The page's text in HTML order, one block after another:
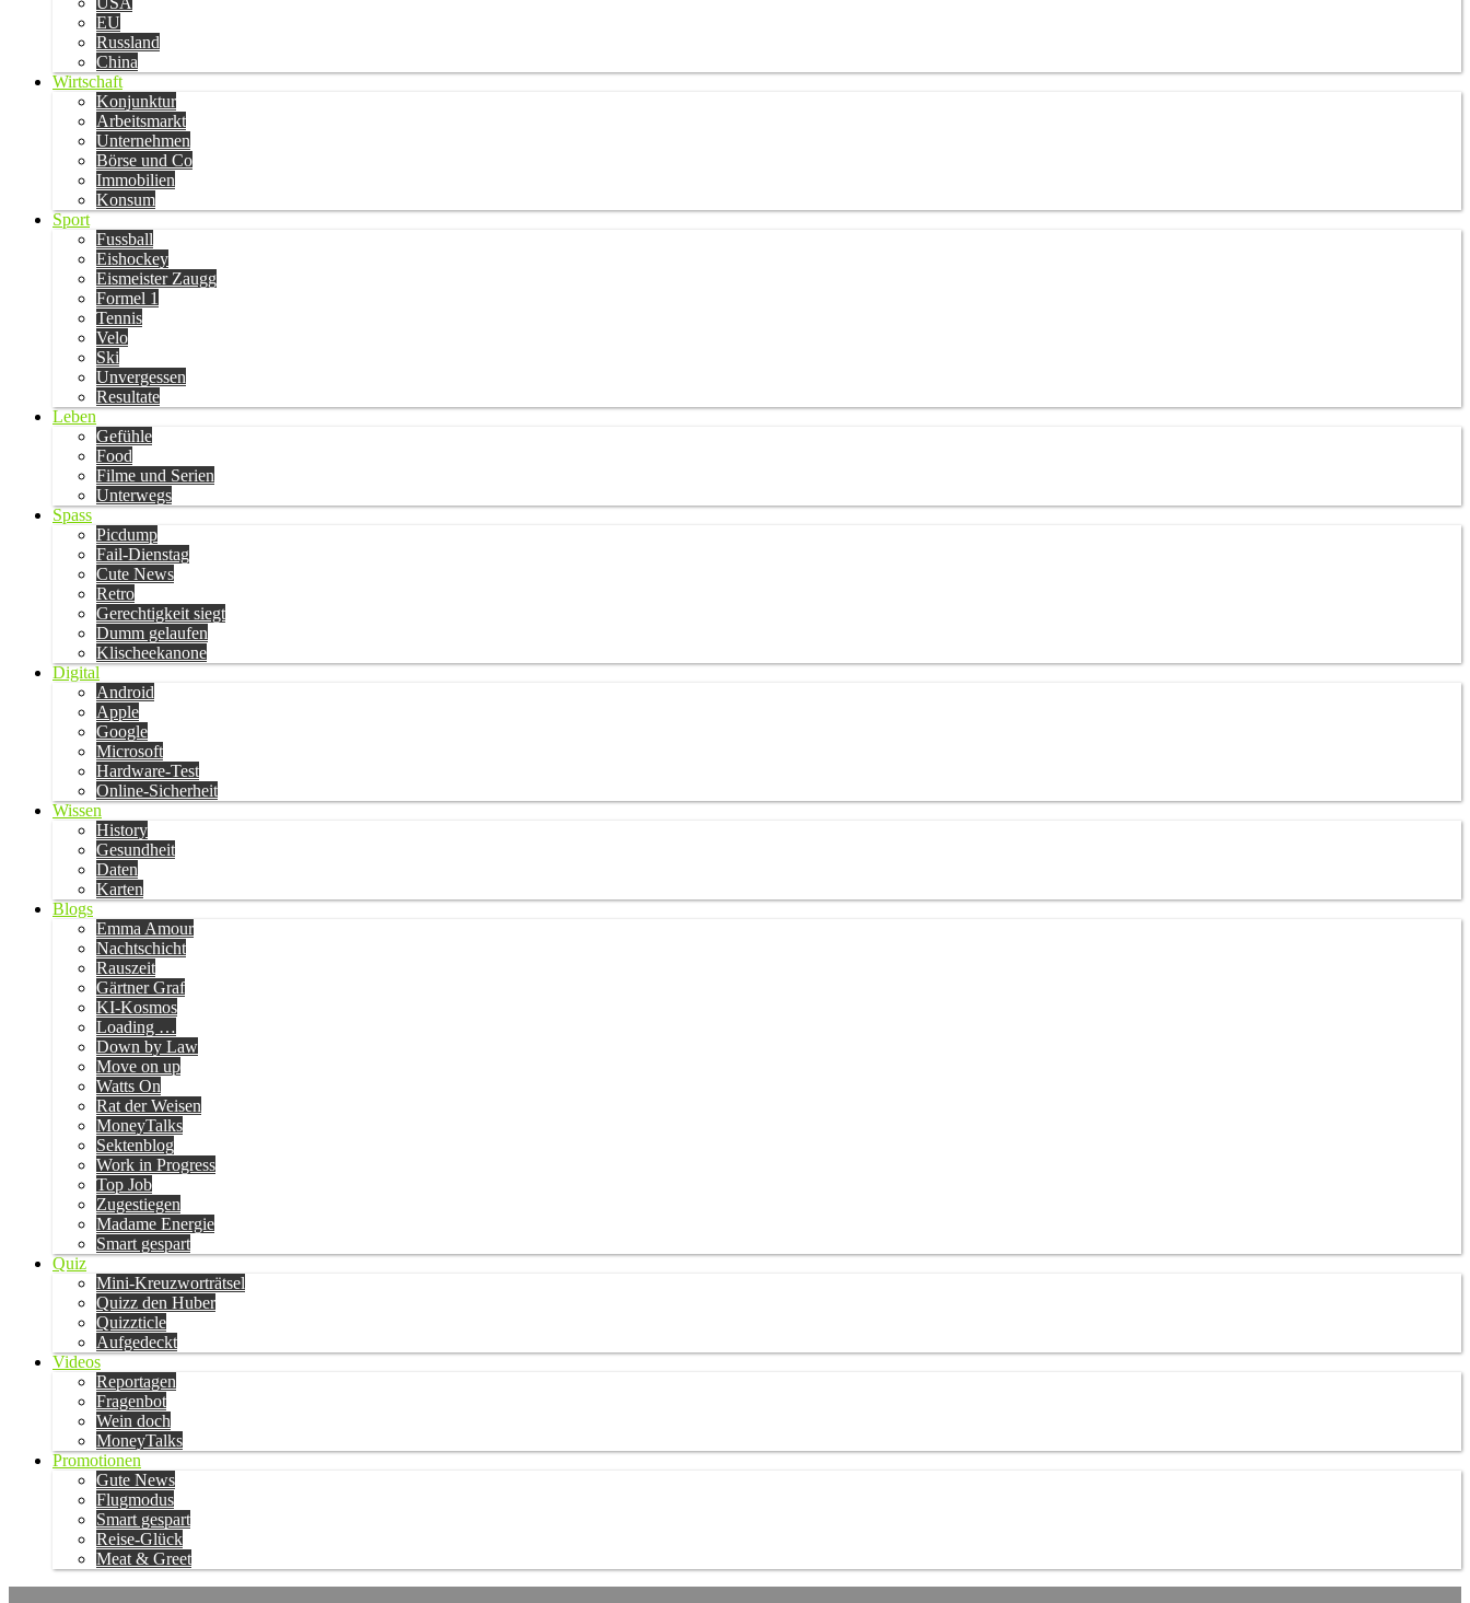
EU
Russland
China
Wirtschaft
Konjunktur
Arbeitsmarkt
Unternehmen
Börse und Co
Immobilien
Konsum
Sport
Fussball
Eishockey
Eismeister Zaugg
Formel 1
Tennis
Velo
Ski
Unvergessen
Resultate
Leben
Gefühle
Food
Filme und Serien
Unterwegs
Spass
Picdump
Fail-Dienstag
Cute News
Retro
Gerechtigkeit siegt
Dumm gelaufen
Klischeekanone
Digital
Android
Apple
Google
Microsoft
Hardware-Test
Online-Sicherheit
Wissen
History
Gesundheit
Daten
Karten
Blogs
Emma Amour
Nachtschicht
Rauszeit
Gärtner Graf
KI-Kosmos
Loading …
Down by Law
Move on up
Watts On
Rat der Weisen
MoneyTalks
Sektenblog
Work in Progress
Top Job
Zugestiegen
Madame Energie
Smart gespart
Quiz
Mini-Kreuzworträtsel
Quizz den Huber
Quizzticle
Aufgedeckt
Videos
Reportagen
Fragenbot
Wein doch
MoneyTalks
Promotionen
Gute News
Flugmodus
Smart gespart
Reise-Glück
Meat & Greet